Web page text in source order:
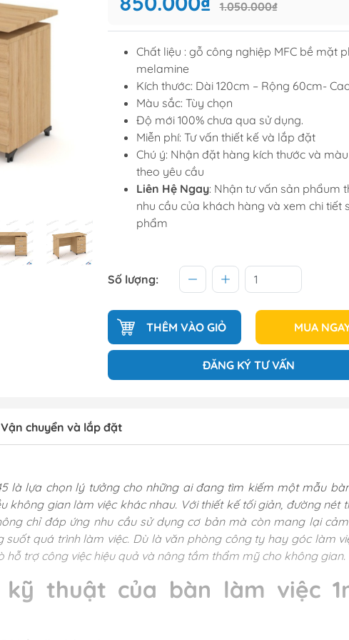
Bàn ghế học sinh
Bảng từ
Sofa văng
Sofa góc
Sofa bộ
Sofa phòng chờ thư giãn
Sofa giường
Bàn trà
1.050.000₫
Chất liệu : gỗ công nghiệp MFC bề mặt
melamine
Kích thước: Dài 120cm – Rộng 60cm-
Màu sắc: Tùy chọn
Độ mới 100% chưa qua sử dụng.
Miễn phí: Tư vấn thiết kế và lắp đặt
Chú ý: Nhận đặt hàng kích thước và
theo yêu cầu
Liên Hệ Ngay: Nhận tư vấn sản phẩum
nhu cầu của khách hàng và xem chi tiết
phẩm
Số lượng:
THÊM VÀO GIỎ MUA
ĐĂNG KÝ TƯ VẤN
Vận chuyển và lắp đặt
là lựa chọn lý tưởng cho những ai đang tìm kiếm một mẫu
không gian làm việc khác nhau. Với thiết kế tối giản, đường nét
chỉ đáp ứng nhu cầu sử dụng cơ bản mà còn mang lại
suốt quá trình làm việc. Dù là văn phòng công ty hay góc làm
hỗ trợ công việc hiệu quả và nâng tầm thẩm mỹ cho không gian.
thuật của bàn làm việc